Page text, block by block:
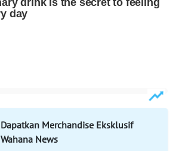
Dapatkan Merchandise Eksklusif
Wahana News